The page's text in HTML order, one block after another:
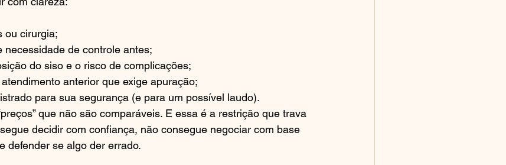
ou cirurgia;
necessidade de controle antes;
do siso e o risco de complicações;
anterior que exige apuração;
para sua segurança (e para um possível laudo).
que não são comparáveis. E essa é a restrição que trava
decidir com confiança, não consegue negociar com base
defender se algo der errado.